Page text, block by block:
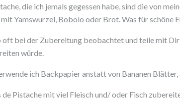
die ich jemals gegessen habe, sind die von
mit Yamswurzel, Bobolo oder Brot. Was für schöne
oft bei der Zubereitung beobachtet und teile mit
würde.
ich Backpapier anstatt von Bananen Blätter,
Pistache mit viel Fleisch und/ oder Fisch